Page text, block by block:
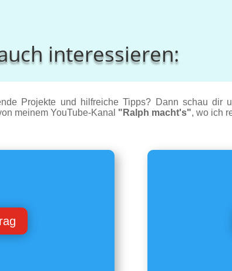
interessieren:
Projekte und hilfreiche Tipps? Dann schau dir
meinem YouTube-Kanal "Ralph macht's", wo ich